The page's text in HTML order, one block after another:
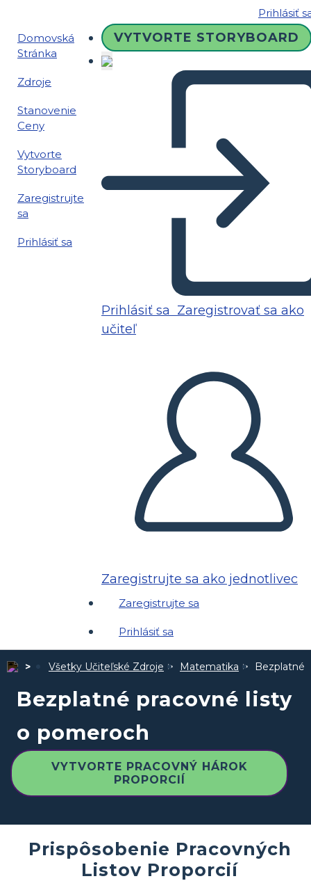
Prihlásiť
Domovská
Stránka
Zdroje
Stanovenie
Ceny
Vytvorte
Storyboard
Zaregistrujte
sa
Prihlásiť sa
VYTVORTE STORYBOARD
Prihlásiť sa Zaregistrovať sa ako
učiteľ
Zaregistrujte sa ako jednotlivec
Zaregistrujte sa
Prihlásiť sa
Všetky Učiteľské Zdroje Matematika Bezplatné
Bezplatné pracovné listy
o pomeroch
VYTVORTE PRACOVNÝ HÁROK
PROPORCIÍ
Prispôsobenie Pracovných
Listov Proporcií